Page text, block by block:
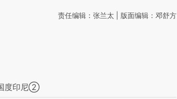
责任编辑：张兰太 | 版面编辑：邓舒方
度印尼②